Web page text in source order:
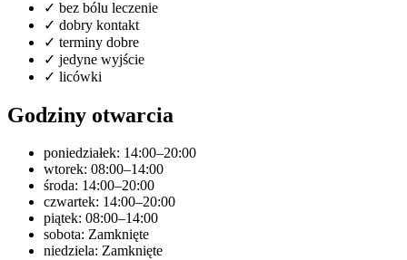
✓ bez bólu leczenie
✓ dobry kontakt
✓ terminy dobre
✓ jedyne wyjście
✓ licówki
Godziny otwarcia
poniedziałek: 14:00–20:00
wtorek: 08:00–14:00
środa: 14:00–20:00
czwartek: 14:00–20:00
piątek: 08:00–14:00
sobota: Zamknięte
niedziela: Zamknięte